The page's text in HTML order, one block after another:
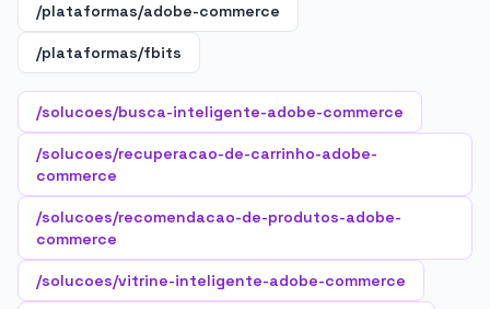
/plataformas/adobe-commerce
/plataformas/fbits
/solucoes/busca-inteligente-adobe-commerce
/solucoes/recuperacao-de-carrinho-adobe-
commerce
/solucoes/recomendacao-de-produtos-adobe-
commerce
/solucoes/vitrine-inteligente-adobe-commerce